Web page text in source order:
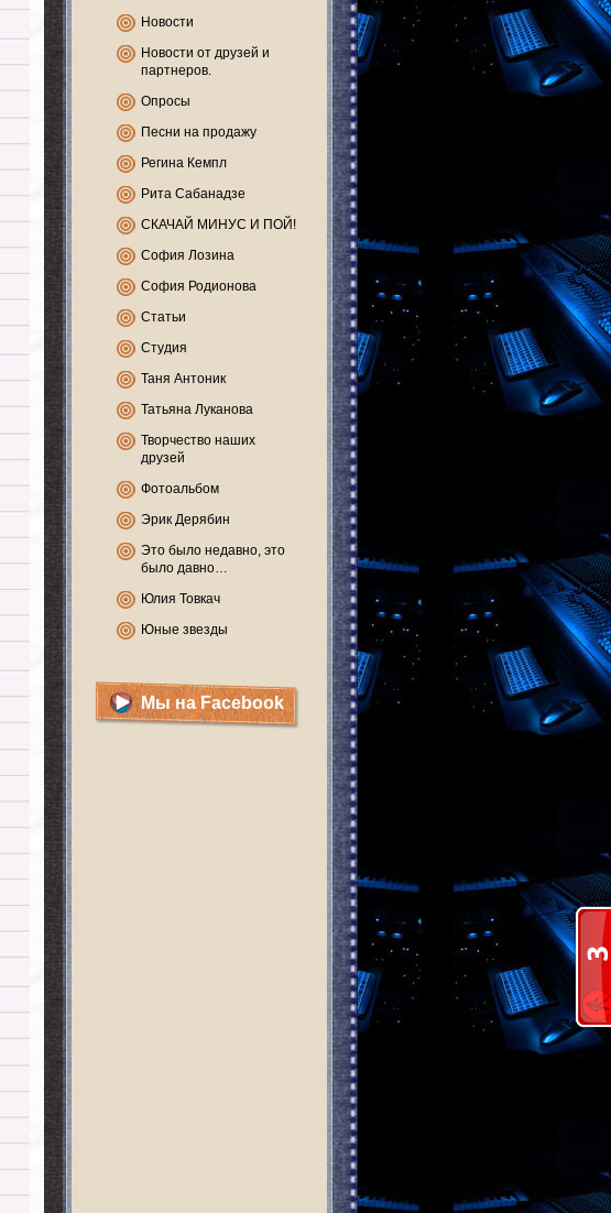
Новости
Новости от друзей и
партнеров.
Опросы
Песни на продажу
Регина Кемпл
Рита Сабанадзе
СКАЧАЙ МИНУС И ПОЙ!
София Лозина
София Родионова
Статьи
Студия
Таня Антоник
Татьяна Луканова
Творчество наших
друзей
Фотоальбом
Эрик Дерябин
Это было недавно, это
было давно…
Юлия Товкач
Юные звезды
Мы на Facebook